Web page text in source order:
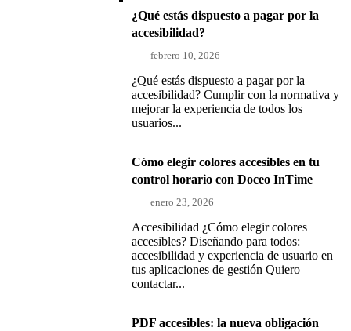
¿Qué estás dispuesto a pagar por la
accesibilidad?
febrero 10, 2026
¿Qué estás dispuesto a pagar por la
accesibilidad? Cumplir con la normativa y
mejorar la experiencia de todos los
usuarios...
Cómo elegir colores accesibles en tu
control horario con Doceo InTime
enero 23, 2026
Accesibilidad ¿Cómo elegir colores
accesibles? Diseñando para todos:
accesibilidad y experiencia de usuario en
tus aplicaciones de gestión Quiero
contactar...
PDF accesibles: la nueva obligación